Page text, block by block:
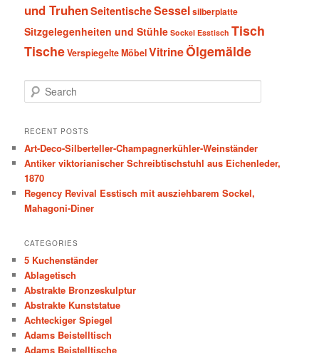
und TruhenSeitentischeSesselsilberplatte
Sitzgelegenheiten und Stühle Sockel Esstisch Tisch
TischeVerspiegelte MöbelVitrineÖlgemälde
e
r
h
RECENT POSTS
Art-Deco-Silberteller-Champagnerkühler-Weinständer
Antiker viktorianischer Schreibtischstuhl aus Eichenleder,
1870
Regency Revival Esstisch mit ausziehbarem Sockel,
Mahagoni-Diner
CATEGORIES
5 Kuchenständer
Ablagetisch
Abstrakte Bronzeskulptur
Abstrakte Kunststatue
Achteckiger Spiegel
Adams Beistelltisch
Adams Beistelltische